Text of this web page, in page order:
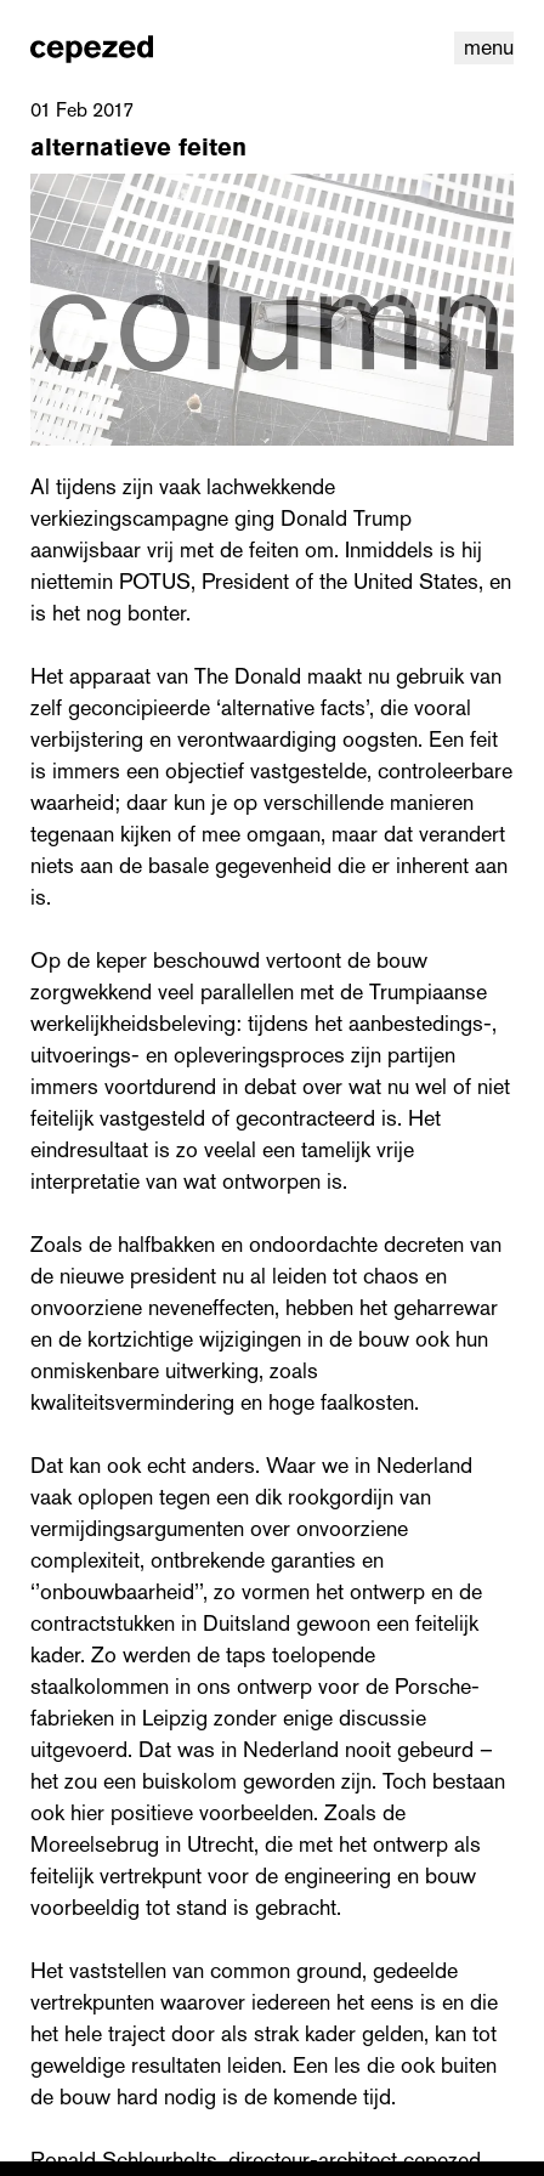
menu
linkedinyoutube cookies |
01 Feb 2017
alternatieve feiten
Al tijdens zijn vaak lachwekkende
verkiezingscampagne ging Donald Trump
aanwijsbaar vrij met de feiten om. Inmiddels is hij
niettemin POTUS, President of the United States, en
is het nog bonter.
Het apparaat van The Donald maakt nu gebruik van
zelf geconcipieerde ‘alternative facts’, die vooral
verbijstering en verontwaardiging oogsten. Een feit
is immers een objectief vastgestelde, controleerbare
waarheid; daar kun je op verschillende manieren
tegenaan kijken of mee omgaan, maar dat verandert
niets aan de basale gegevenheid die er inherent aan
is.
Op de keper beschouwd vertoont de bouw
zorgwekkend veel parallellen met de Trumpiaanse
werkelijkheidsbeleving: tijdens het aanbestedings-,
uitvoerings- en opleveringsproces zijn partijen
immers voortdurend in debat over wat nu wel of niet
feitelijk vastgesteld of gecontracteerd is. Het
eindresultaat is zo veelal een tamelijk vrije
interpretatie van wat ontworpen is.
Zoals de halfbakken en ondoordachte decreten van
de nieuwe president nu al leiden tot chaos en
onvoorziene neveneffecten, hebben het geharrewar
en de kortzichtige wijzigingen in de bouw ook hun
onmiskenbare uitwerking, zoals
kwaliteitsvermindering en hoge faalkosten.
Dat kan ook echt anders. Waar we in Nederland
vaak oplopen tegen een dik rookgordijn van
vermijdingsargumenten over onvoorziene
complexiteit, ontbrekende garanties en
‘’onbouwbaarheid’’, zo vormen het ontwerp en de
contractstukken in Duitsland gewoon een feitelijk
kader. Zo werden de taps toelopende
staalkolommen in ons ontwerp voor de Porsche-
fabrieken in Leipzig zonder enige discussie
uitgevoerd. Dat was in Nederland nooit gebeurd –
het zou een buiskolom geworden zijn. Toch bestaan
ook hier positieve voorbeelden. Zoals de
Moreelsebrug in Utrecht, die met het ontwerp als
feitelijk vertrekpunt voor de engineering en bouw
voorbeeldig tot stand is gebracht.
Het vaststellen van common ground, gedeelde
vertrekpunten waarover iedereen het eens is en die
het hele traject door als strak kader gelden, kan tot
geweldige resultaten leiden. Een les die ook buiten
de bouw hard nodig is de komende tijd.
Ronald Schleurholts, directeur-architect cepezed,